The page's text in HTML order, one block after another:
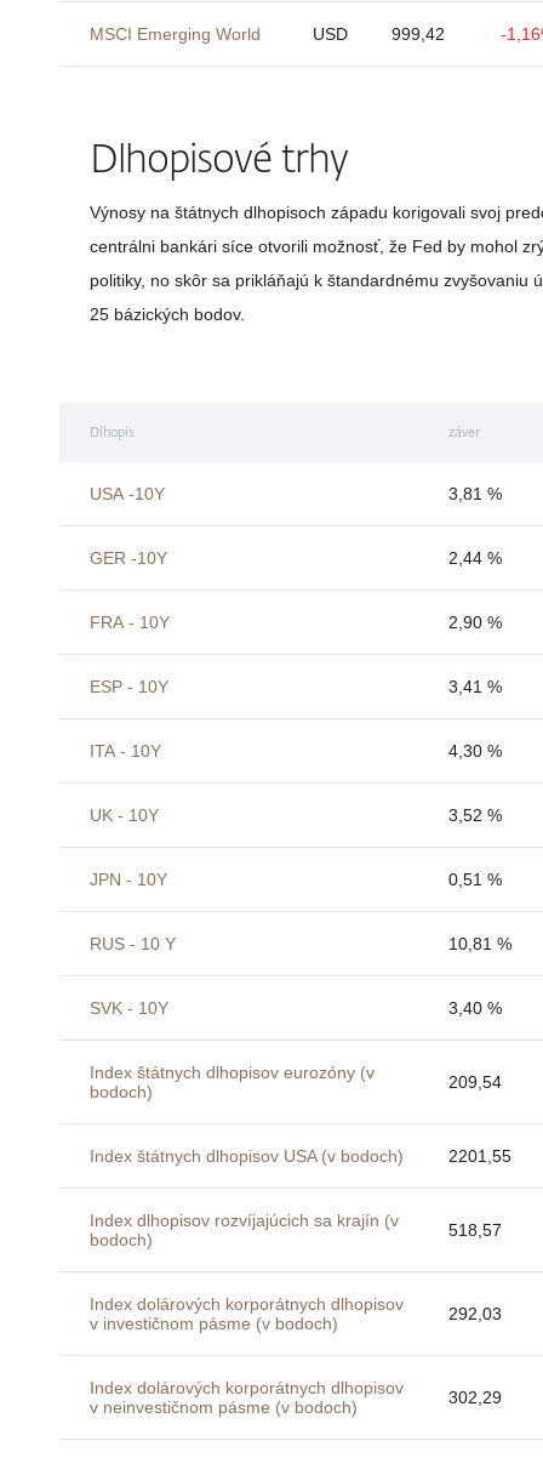
MSCI Emerging World USD 999,42 -
Dlhopisové trhy
Výnosy na štátnych dlhopisoch západu korigovali svoj
centrálni bankári síce otvorili možnosť, že Fed by mohol
politiky, no skôr sa prikláňajú k štandardnému zvyšovaniu
25 bázických bodov.
Dlhopis záver
USA -10Y 3,81 %
GER -10Y 2,44 %
FRA - 10Y 2,90 %
ESP - 10Y 3,41 %
ITA - 10Y 4,30 %
UK - 10Y 3,52 %
JPN - 10Y 0,51 %
RUS - 10 Y 10,81 %
SVK - 10Y 3,40 %
Index štátnych dlhopisov eurozóny (v
bodoch)
209,54
Index štátnych dlhopisov USA (v bodoch) 2201,55
Index dlhopisov rozvíjajúcich sa krajín (v
bodoch)
518,57
Index dolárových korporátnych dlhopisov
v investičnom pásme (v bodoch)
292,03
Index dolárových korporátnych dlhopisov
v neinvestičnom pásme (v bodoch)
302,29